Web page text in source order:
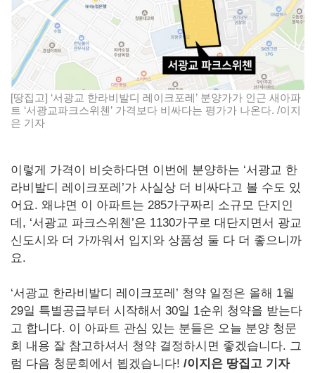
[땅집고] ‘서광교 한라비발디 레이크포레’ 분양가가 인근 새아파
트 ‘서광교파크스위첸’ 가격보다 비싸다는 평가가 나온다. /이지
은 기자
이렇게 가격이 비슷하다면 이번에 분양하는 ‘서광교 한
라비발디 레이크포레’가 사실상 더 비싸다고 볼 수도 있
어요. 왜냐면 이 아파트는 285가구짜리 소규모 단지인
데, ‘서광교 파크스위첸’은 1130가구로 대단지면서 광교
신도시와 더 가까워서 입지와 상품성 둘 다 더 좋으니까
요.
‘서광교 한라비발디 레이크포레’ 청약 일정은 올해 1월
29일 특별공급부터 시작해서 30일 1순위 청약을 받는다
고 합니다. 이 아파트 관심 있는 분들은 오늘 분양 청문
회 내용 잘 참고하셔서 청약 결정하시면 좋겠습니다. 그
럼 다음 청문회에서 뵙겠습니다! /이지은 땅집고 기자